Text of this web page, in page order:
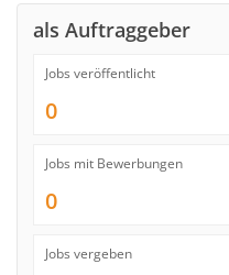
als Auftraggeber
Jobs veröffentlicht
0
Jobs mit Bewerbungen
0
Jobs vergeben